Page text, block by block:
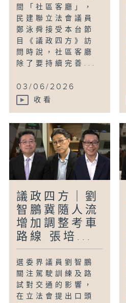
間「社區客廳」，
民建聯立法會議員
鄭泳舜接受本台節
目《議政四方》訪
問時說，社區客廳
除了要持續完善...
03/06/2026
收看
議政四方｜劉
智鵬冀隨人流
增加調整考車
路線 張培...
選委界議員劉智鵬
關注駕駛訓練及路
試對交通的影響，
在立法會提出口頭